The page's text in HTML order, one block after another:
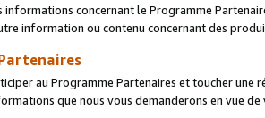
concernant le Programme
information ou contenu concernant des
au Programme Partenaires et toucher une
que nous vous demanderons en vue